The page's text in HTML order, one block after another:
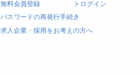
無料会員登録
ログイン
パスワードの再発行手続き
求人企業・採用をお考えの方へ